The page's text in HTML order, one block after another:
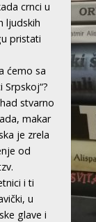
crnci u
ljudskih
pristati
ćemo sa
stvarno
makar
je zrela
od
i ti
u
glave i